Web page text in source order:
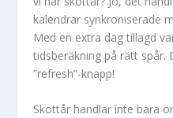
kalendrar synkroniserade
Med en extra dag tillagd
tidsberäkning på rätt spår.
”refresh”-knapp!
Skottår handlar inte bara